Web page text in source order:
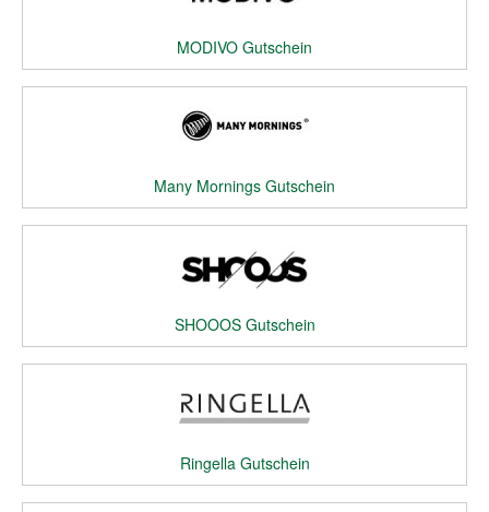
MODIVO Gutschein
Many Mornings Gutschein
SHOOOS Gutschein
Ringella Gutschein